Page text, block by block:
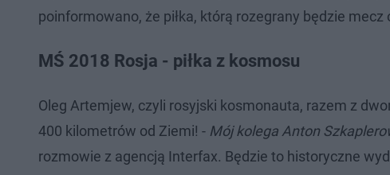
poinformowano, że piłka, którą rozegrany będzie
MŚ 2018 Rosja - piłka z kosmosu
Oleg Artemjew, czyli rosyjski kosmonauta, razem z
400 kilometrów od Ziemi! - Mój kolega Anton
rozmowie z agencją Interfax. Będzie to historyczne